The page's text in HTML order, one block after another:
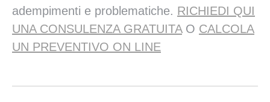
adempimenti e problematiche. RICHIEDI QUI
UNA CONSULENZA GRATUITAO CALCOLA
UN PREVENTIVO ON LINE